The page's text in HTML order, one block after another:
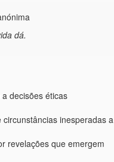
dá.
decisões éticas
inesperadas a
revelações que emergem